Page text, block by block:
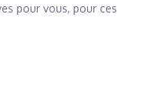
pour vous, pour ces